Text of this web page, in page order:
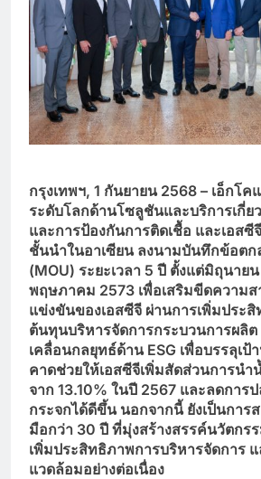
กรุงเทพฯ, 1 กันยายน 2568 – เอ็กโค
ระดับโลกด้านโซลูชันและบริการเกี่ย
และการป้องกันการติดเชื้อ และเอสซี
ชั้นนำในอาเซียน ลงนามบันทึกข้อตก
(MOU) ระยะเวลา 5 ปี ตั้งแต่มิถุนายน
พฤษภาคม 2573 เพื่อเสริมขีดความ
แข่งขันของเอสซีจี ผ่านการเพิ่มประ
ต้นทุนบริหารจัดการกระบวนการผลิต
เคลื่อนกลยุทธ์ด้าน ESG เพื่อบรรลุเป้
คาดช่วยให้เอสซีจีเพิ่มสัดส่วนการน
จาก 13.10% ในปี 2567 และลดการ
กระจกได้ดีขึ้น นอกจากนี้ ยังเป็นการ
มือกว่า 30 ปี ที่มุ่งสร้างสรรค์นวัตกร
เพิ่มประสิทธิภาพการบริหารจัดการ
แวดล้อมอย่างต่อเนื่อง